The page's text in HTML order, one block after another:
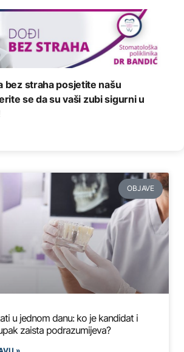
bez straha posjetite našu
se da su vaši zubi sigurni u
OBJAVE
u jednom danu: ko je kandidat i
zaista podrazumijeva?